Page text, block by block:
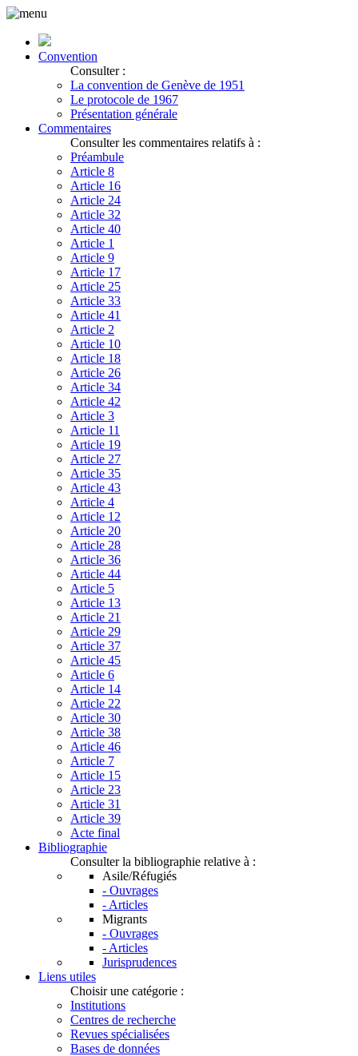
Convention
Consulter :
La convention de Genève de 1951
Le protocole de 1967
Présentation générale
Commentaires
Consulter les commentaires relatifs à :
Préambule
Article 8
Article 16
Article 24
Article 32
Article 40
Article 1
Article 9
Article 17
Article 25
Article 33
Article 41
Article 2
Article 10
Article 18
Article 26
Article 34
Article 42
Article 3
Article 11
Article 19
Article 27
Article 35
Article 43
Article 4
Article 12
Article 20
Article 28
Article 36
Article 44
Article 5
Article 13
Article 21
Article 29
Article 37
Article 45
Article 6
Article 14
Article 22
Article 30
Article 38
Article 46
Article 7
Article 15
Article 23
Article 31
Article 39
Acte final
Bibliographie
Consulter la bibliographie relative à :
Asile/Réfugiés
- Ouvrages
- Articles
Migrants
- Ouvrages
- Articles
Jurisprudences
Liens utiles
Choisir une catégorie :
Institutions
Centres de recherche
Revues spécialisées
Bases de données